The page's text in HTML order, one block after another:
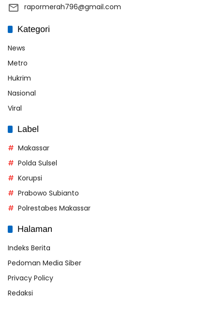
rapormerah796@gmail.com
Kategori
News
Metro
Hukrim
Nasional
Viral
Label
Makassar
Polda Sulsel
Korupsi
Prabowo Subianto
Polrestabes Makassar
Halaman
Indeks Berita
Pedoman Media Siber
Privacy Policy
Redaksi